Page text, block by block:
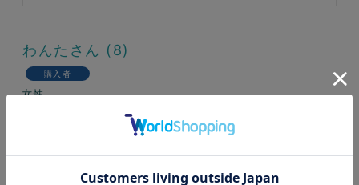
わんた 8
購入者
女性
2026/01/08
泡が出ず味もないのに違和感なく使用で